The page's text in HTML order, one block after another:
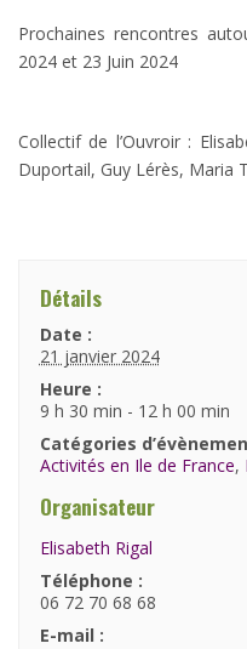
Prochaines rencontres
2024 et 23 Juin 2024
Collectif de l’Ouvroir :
Duportail, Guy Lérès, Maria
Détails
Date :
21 janvier 2024
Heure :
9 h 30 min - 12 h 00 min
Catégories
Activités en Ile de France,
Organisateur
Elisabeth Rigal
Téléphone :
06 72 70 68 68
E-mail :